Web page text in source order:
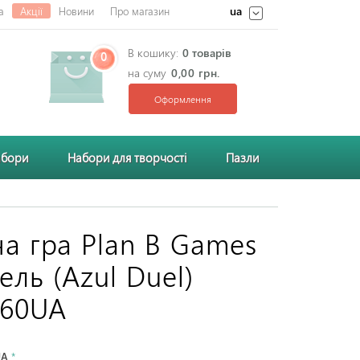
Акції Новини Про магазин ua
0 В кошику: 0 товарів
на суму 0,00 грн.
Оформлення
Набори для творчості Пазли
гра Plan B Games
(Azul Duel)
*